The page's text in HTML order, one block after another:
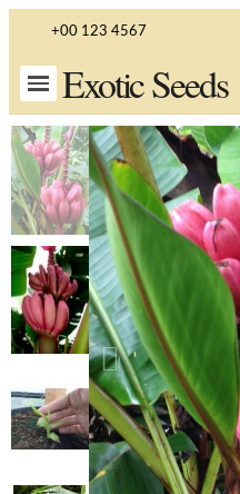
+00 123 4567
Exotic Seeds